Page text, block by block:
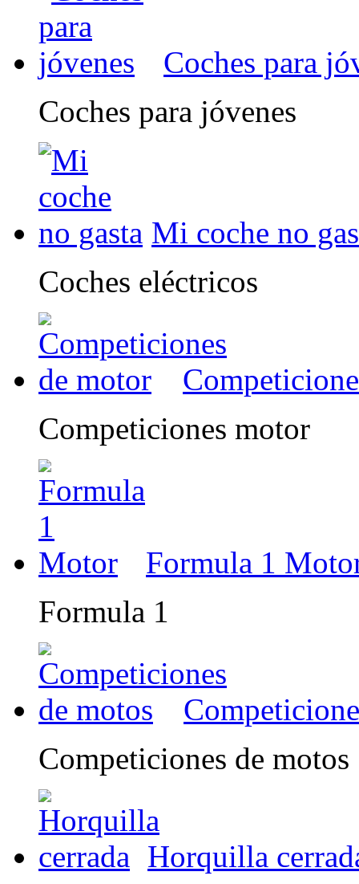
Coches para
Coches para jóvenes
Mi coche no
Coches eléctricos
Competiciones motor
Formula 1
Formula 1
Competiciones de motos
Horquilla